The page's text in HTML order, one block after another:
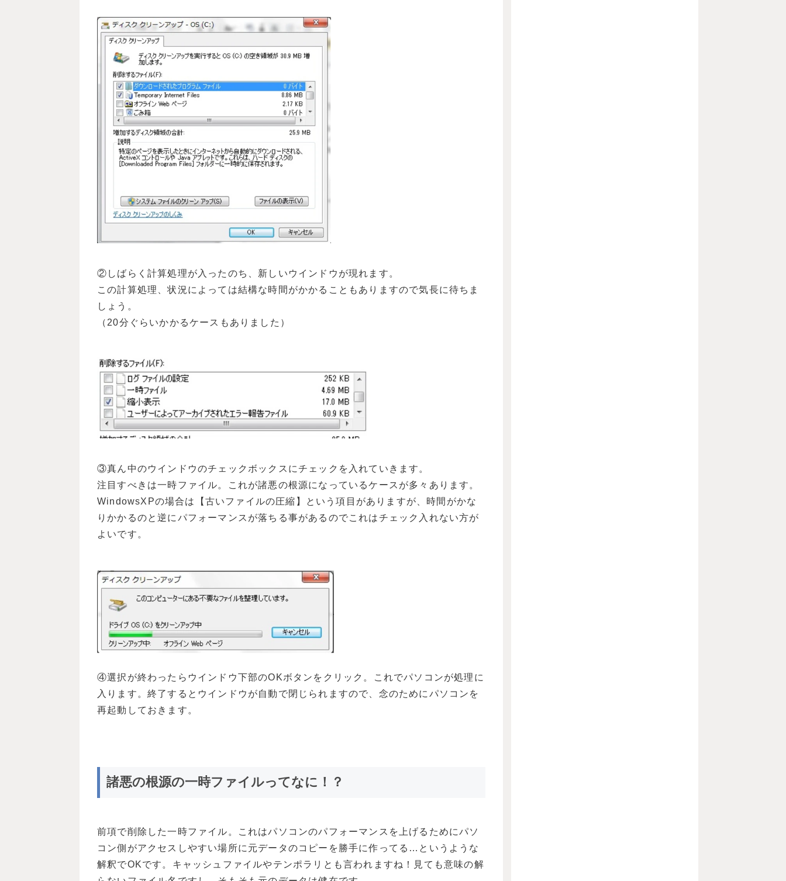
②しばらく計算処理が入ったのち、新しいウインドウが現れます。
この計算処理、状況によっては結構な時間がかかることもありますので気長に待ちま
しょう。
（20分ぐらいかかるケースもありました）
③真ん中のウインドウのチェックボックスにチェックを入れていきます。
注目すべきは一時ファイル。これが諸悪の根源になっているケースが多々あります。
WindowsXPの場合は【古いファイルの圧縮】という項目がありますが、時間がかな
りかかるのと逆にパフォーマンスが落ちる事があるのでこれはチェック入れない方が
よいです。
④選択が終わったらウインドウ下部のOKボタンをクリック。これでパソコンが処理に
入ります。終了するとウインドウが自動で閉じられますので、念のためにパソコンを
再起動しておきます。
諸悪の根源の一時ファイルってなに！？
​​​​​​​前項で削除した一時ファイル。これはパソコンのパフォーマンスを上げるためにパソ
コン側がアクセスしやすい場所に元データのコピーを勝手に作ってる…というような
解釈でOKです。キャッシュファイルやテンポラリとも言われますね！見ても意味の解